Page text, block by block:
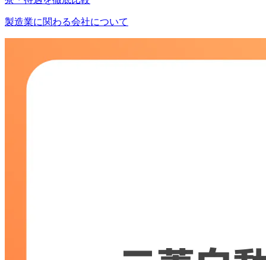
製造業に関わる会社について